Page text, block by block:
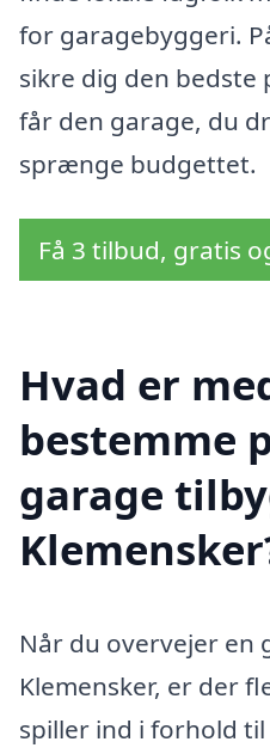
for garagebyggeri.
sikre dig den bedste
får den garage, du
sprænge budgettet.
Få 3 tilbud, gratis
Hvad er
bestemme
garage
Når du overvejer en
Klemensker, er der
spiller ind i forhold